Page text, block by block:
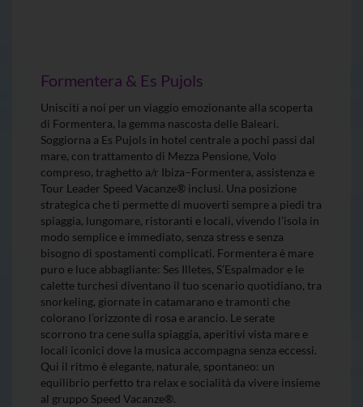
Formentera & Es Pujols
Unisciti a noi per un viaggio emozionante alla scoperta
di Formentera, la gemma nascosta delle Baleari.
Soggiorna a Es Pujols in hotel centrale a pochi passi dal
mare, con trattamento di Mezza Pensione, Volo
compreso, traghetto a/r Ibiza–Formentera, assistenza e
Tour Leader Speed Vacanze® inclusi. Una posizione
strategica che ti permette di muoverti sempre a piedi tra
spiaggia, lungomare, ristoranti e locali, vivendo l’isola in
modo semplice e immediato, senza stress e senza
bisogno di spostamenti complicati. Formentera è mare
puro e luce abbagliante: Ses Illetes, S’Espalmador e le
calette turchesi diventano il tuo scenario quotidiano, tra
snorkeling, giornate in catamarano e tramonti che
colorano l’orizzonte di rosa e arancio. Le serate
scorrono tra cene sulla spiaggia, aperitivi vista mare e
locali iconici dove la musica accompagna senza eccessi.
Qui il ritmo è elegante, naturale, spontaneo: un
equilibrio perfetto tra relax e socialità da vivere insieme
al gruppo Speed Vacanze®.